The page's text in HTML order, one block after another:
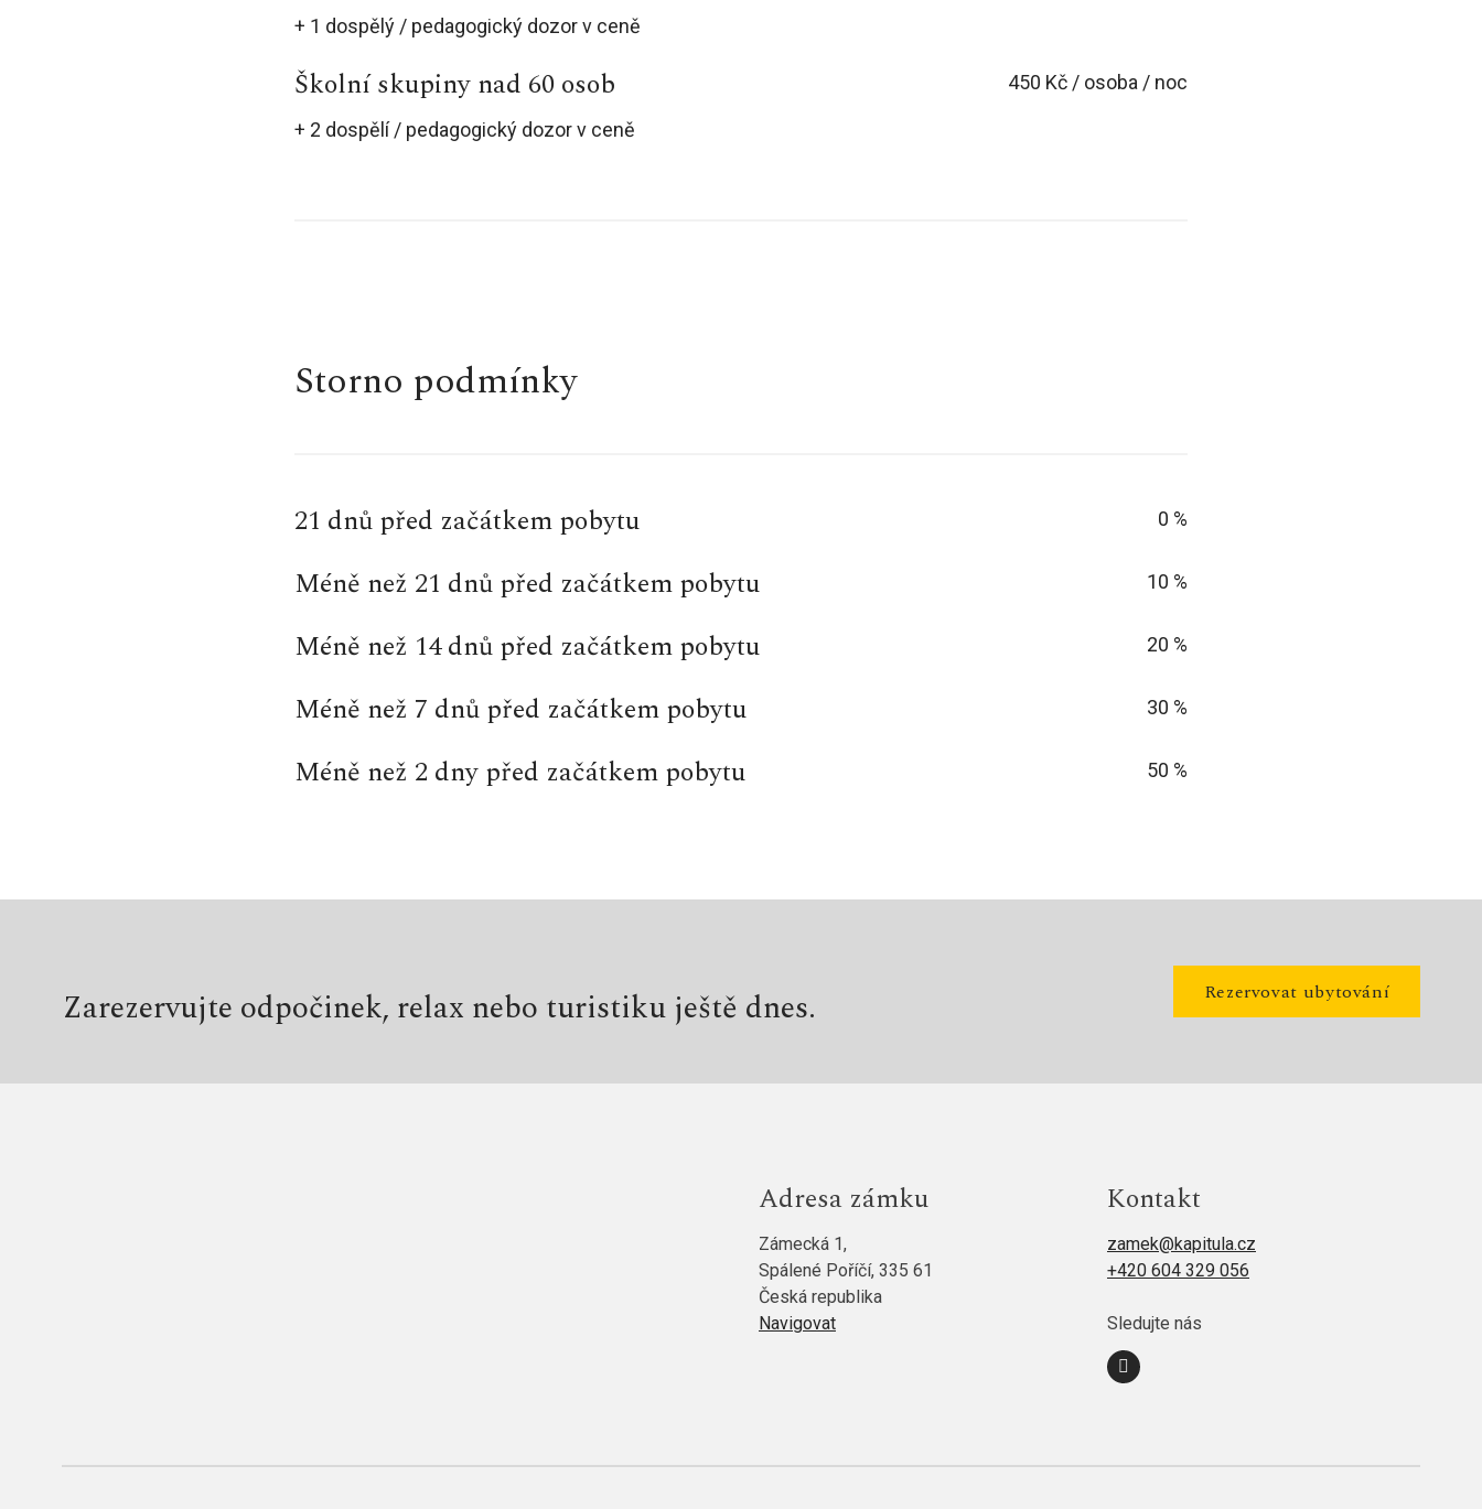
+ 1 dospělý / pedagogický dozor v ceně
Školní skupiny nad 60 osob
+ 2 dospělí / pedagogický dozor v ceně
450 Kč / osoba / noc
Storno podmínky
21 dnů před začátkem pobytu 0 %
Méně než 21 dnů před začátkem pobytu 10 %
Méně než 14 dnů před začátkem pobytu 20 %
Méně než 7 dnů před začátkem pobytu 30 %
Méně než 2 dny před začátkem pobytu 50 %
Zarezervujte odpočinek, relax nebo turistiku ještě dnes. Rezervovat ubytování
Adresa zámku
Zámecká 1,
Spálené Poříčí, 335 61
Česká republika
Navigovat
Kontakt
zamek@kapitula.cz
+420 604 329 056
Sledujte nás